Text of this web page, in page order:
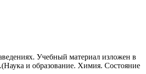
Учебный материал изложен в
и образование. Химия. Состояние